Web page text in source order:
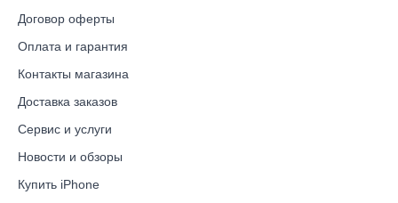
Договор оферты
Оплата и гарантия
Контакты магазина
Доставка заказов
Сервис и услуги
Новости и обзоры
Купить iPhone